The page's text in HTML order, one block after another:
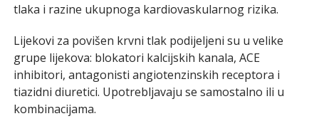
tlaka i razine ukupnoga kardiovaskularnog rizika.
Lijekovi za povišen krvni tlak podijeljeni su u velike
grupe lijekova: blokatori kalcijskih kanala, ACE
inhibitori, antagonisti angiotenzinskih receptora i
tiazidni diuretici. Upotrebljavaju se samostalno ili u
kombinacijama.